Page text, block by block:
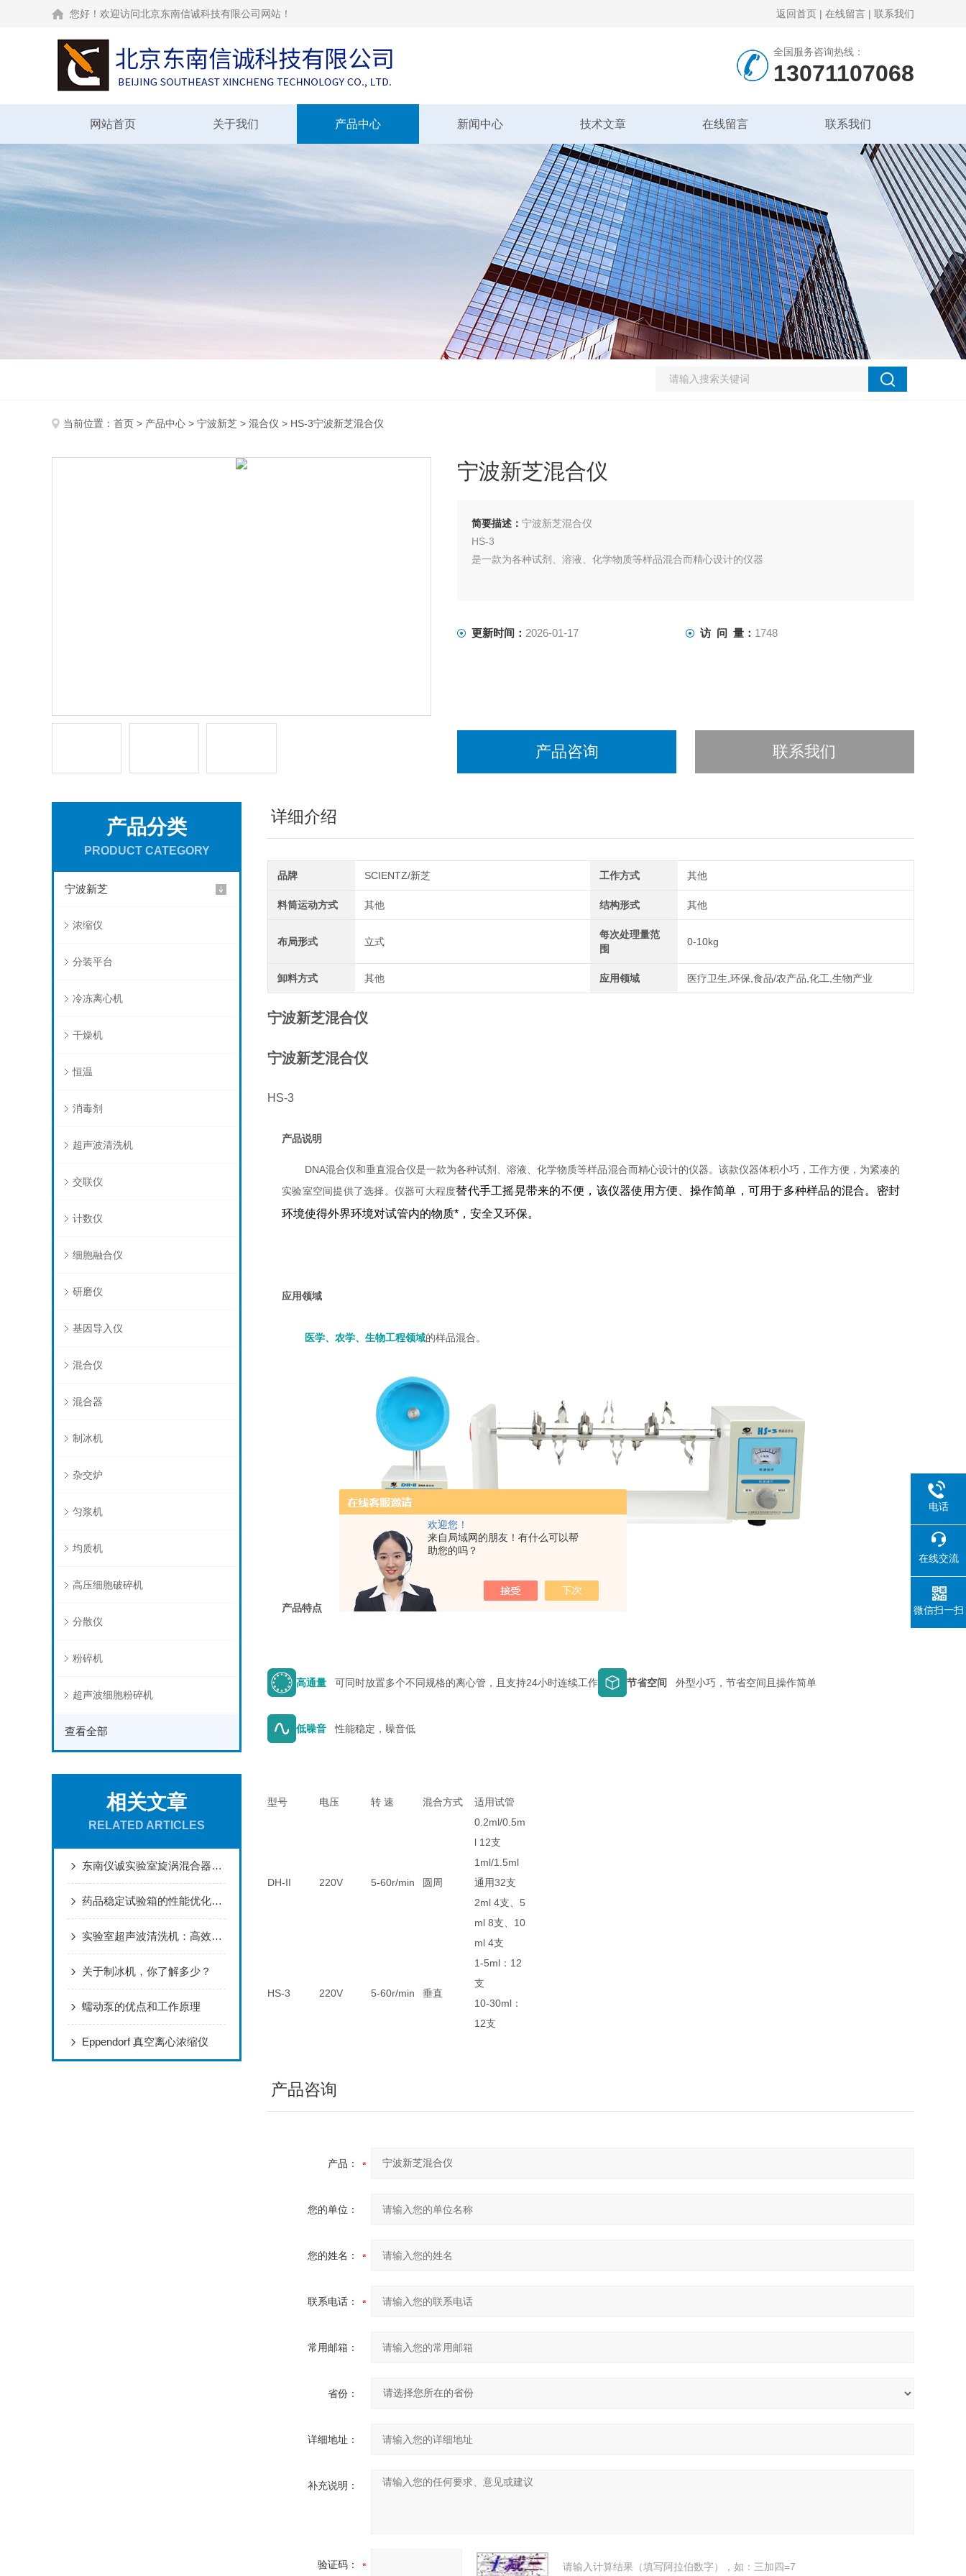
欢迎您！
来自局域网的朋友！有什么可以帮
助您的吗？
您好！欢迎访问北京东南信诚科技有限公司网站！ 返回首页 | 在线留言 | 联系我们
全国服务咨询热线：
13071107068
网站首页 关于我们 产品中心 新闻中心 技术文章 在线留言 联系我们
当前位置： 首页 > 产品中心 > 宁波新芝 > 混合仪 > HS-3宁波新芝混合仪
宁波新芝混合仪
简要描述： 宁波新芝混合仪
HS-3
是一款为各种试剂、溶液、化学物质等样品混合而精心设计的仪器
更新时间： 2026-01-17 访 问 量： 1748
产品咨询 联系我们
产品分类
PRODUCT CATEGORY
宁波新芝
浓缩仪
分装平台
冷冻离心机
干燥机
恒温
消毒剂
超声波清洗机
交联仪
计数仪
细胞融合仪
研磨仪
基因导入仪
混合仪
混合器
制冰机
杂交炉
匀浆机
均质机
高压细胞破碎机
分散仪
粉碎机
超声波细胞粉碎机
查看全部
相关文章
RELATED ARTICLES
东南仪诚实验室旋涡混合器的应用特点及参数分析
药品稳定试验箱的性能优化策略与实践
实验室超声波清洗机：高效清洁与精密处理
关于制冰机，你了解多少？
蠕动泵的优点和工作原理
Eppendorf 真空离心浓缩仪
详细介绍
品牌 SCIENTZ/新芝 工作方式 其他
料筒运动方式 其他 结构形式 其他
布局形式 立式
每次处理量范
围
0-10kg
卸料方式 其他 应用领域 医疗卫生,环保,食品/农产品,化工,生物产业
宁波新芝混合仪
宁波新芝混合仪
HS-3
产品说明
DNA混合仪和垂直混合仪是一款为各种试剂、溶液、化学物质等样品混合而精心设计的仪器。该款仪器体积小巧，工作方便，为紧凑的
实验室空间提供了选择。仪器可大程度替代手工摇晃带来的不便，该仪器使用方便、操作简单，可用于多种样品的混合。密封
环境使得外界环境对试管内的物质*，安全又环保。
应用领域
医学、农学、生物工程领域的样品混合。
产品特点
高通量 可同时放置多个不同规格的离心管，且支持24小时连续工作 节省空间 外型小巧，节省空间且操作简单
低噪音 性能稳定，噪音低
型号 电压 转 速 混合方式 适用试管
DH-II 220V 5-60r/min 圆周
0.2ml/0.5m
l 12支
1ml/1.5ml
通用32支
2ml 4支、5
ml 8支、10
ml 4支
HS-3 220V 5-60r/min 垂直
1-5ml ： 12
支
10-30ml ：
12支
产品咨询
产品：
您的单位：
您的姓名：
联系电话：
常用邮箱：
省份：
详细地址：
补充说明：
验证码： 请输入计算结果（填写阿拉伯数字），如：三加四=7
电话
在线交流
微信扫一扫